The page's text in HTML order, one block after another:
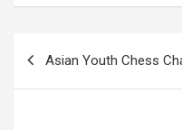
Asian Youth Chess